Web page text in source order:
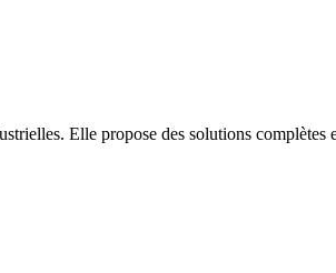
Elle propose des solutions